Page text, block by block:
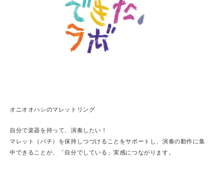
オニオオハシのマレットリング
自分で楽器を持って、演奏したい！
マレット（バチ）を保持しつづけることをサポートし、演奏の動作に集
中できることが、「自分でしている」実感につながります。